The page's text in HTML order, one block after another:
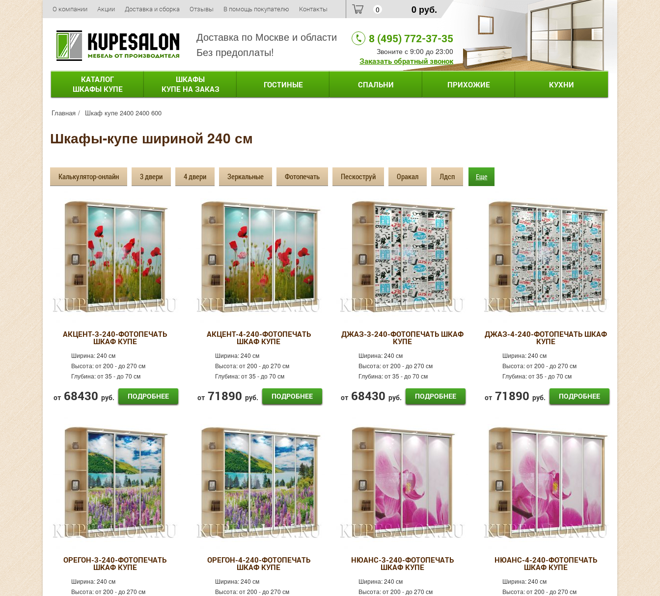
О компании Акции Доставка и сборка Отзывы В помощь покупателю Контакты 0 0 руб.
Доставка по Москве и области
Без предоплаты!
8 (495) 772-37-35
Звоните с 9:00 до 23:00
Заказать обратный звонок
КАТАЛОГ
ШКАФЫ КУПЕ
ШКАФЫ
КУПЕ НА ЗАКАЗ
ГОСТИНЫЕ СПАЛЬНИ ПРИХОЖИЕ КУХНИ
Главная Шкаф купе 2400 2400 600
Шкафы-купе шириной 240 см
Калькулятор-онлайн 3 двери 4 двери Зеркальные Фотопечать Пескоструй Оракал Лдсп
Готовые шкафы-купе Распашные шкафы
Еще
АКЦЕНТ-3-240-ФОТОПЕЧАТЬ
ШКАФ КУПЕ
Ширина:240 см
Высота:от 200 - до 270 см
Глубина:от 35 - до 70 см
от 68430 руб. ПОДРОБНЕЕ
АКЦЕНТ-4-240-ФОТОПЕЧАТЬ
ШКАФ КУПЕ
Ширина:240 см
Высота:от 200 - до 270 см
Глубина:от 35 - до 70 см
от 71890 руб. ПОДРОБНЕЕ
ДЖАЗ-3-240-ФОТОПЕЧАТЬ ШКАФ
КУПЕ
Ширина:240 см
Высота:от 200 - до 270 см
Глубина:от 35 - до 70 см
от 68430 руб. ПОДРОБНЕЕ
ДЖАЗ-4-240-ФОТОПЕЧАТЬ ШКАФ
КУПЕ
Ширина:240 см
Высота:от 200 - до 270 см
Глубина:от 35 - до 70 см
от 71890 руб. ПОДРОБНЕЕ
ОРЕГОН-3-240-ФОТОПЕЧАТЬ
ШКАФ КУПЕ
Ширина:240 см
Высота:от 200 - до 270 см
ОРЕГОН-4-240-ФОТОПЕЧАТЬ
ШКАФ КУПЕ
Ширина:240 см
Высота:от 200 - до 270 см
НЮАНС-3-240-ФОТОПЕЧАТЬ
ШКАФ КУПЕ
Ширина:240 см
Высота:от 200 - до 270 см
НЮАНС-4-240-ФОТОПЕЧАТЬ
ШКАФ КУПЕ
Ширина:240 см
Высота:от 200 - до 270 см